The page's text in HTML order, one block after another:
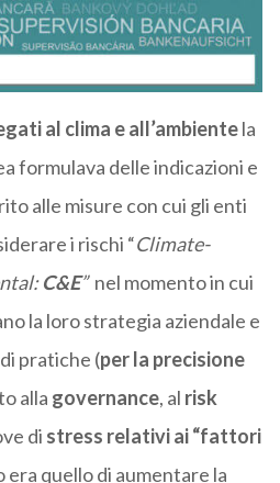
al clima e all’ambientela
formulava delle indicazioni e
alle misure con cui gli enti
i rischi “Climate-
C&E” nel momento in cui
la loro strategia aziendale e
pratiche (per la precisione
alla governance, al risk
di stress relativi ai “fattori
era quello di aumentare la